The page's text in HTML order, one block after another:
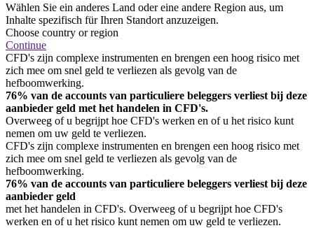
Wählen Sie ein anderes Land oder eine andere Region aus, um
Inhalte spezifisch für Ihren Standort anzuzeigen.
Choose country or region
Continue
CFD's zijn complexe instrumenten en brengen een hoog risico met
zich mee om snel geld te verliezen als gevolg van de
hefboomwerking.
76% van de accounts van particuliere beleggers verliest bij deze
aanbieder geld met het handelen in CFD's.
Overweeg of u begrijpt hoe CFD's werken en of u het risico kunt
nemen om uw geld te verliezen.
CFD's zijn complexe instrumenten en brengen een hoog risico met
zich mee om snel geld te verliezen als gevolg van de
hefboomwerking.
76% van de accounts van particuliere beleggers verliest bij deze
aanbieder geld
met het handelen in CFD's. Overweeg of u begrijpt hoe CFD's
werken en of u het risico kunt nemen om uw geld te verliezen.